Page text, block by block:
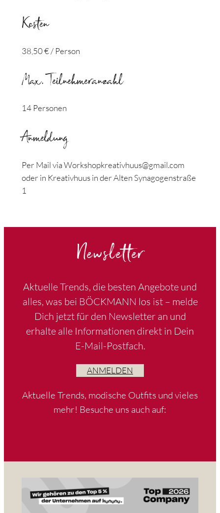
Kosten
38,50 € / Person
Max. Teilnehmeranzahl
14 Personen
Anmeldung
Per Mail via Workshopkreativhuus@gmail.com
oder in Kreativhuus in der Alten Synagogenstraße
1
Newsletter
Aktuelle Trends, die besten Angebote und
alles, was bei BÖCKMANN los ist – melde
Dich jetzt für den Newsletter an und
erhalte alle Informationen direkt in Dein
E-Mail-Postfach.
ANMELDEN
Aktuelle Trends, modische Outfits und vieles
mehr! Besuche uns auch auf: